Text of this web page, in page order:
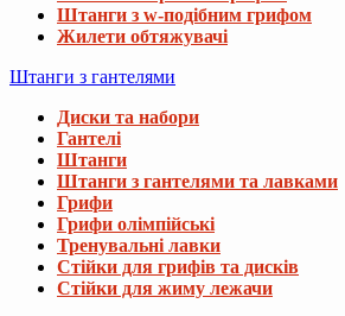
Штанги з w-подібним грифом
Жилети обтяжувачі
Штанги з гантелями
Диски та набори
Гантелі
Штанги
Штанги з гантелями та лавками
Грифи
Грифи олімпійські
Тренувальні лавки
Стійки для грифів та дисків
Стійки для жиму лежачи